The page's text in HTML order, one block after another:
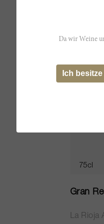
75cl
Gran
La Rioja
Da wir Weine
Ich